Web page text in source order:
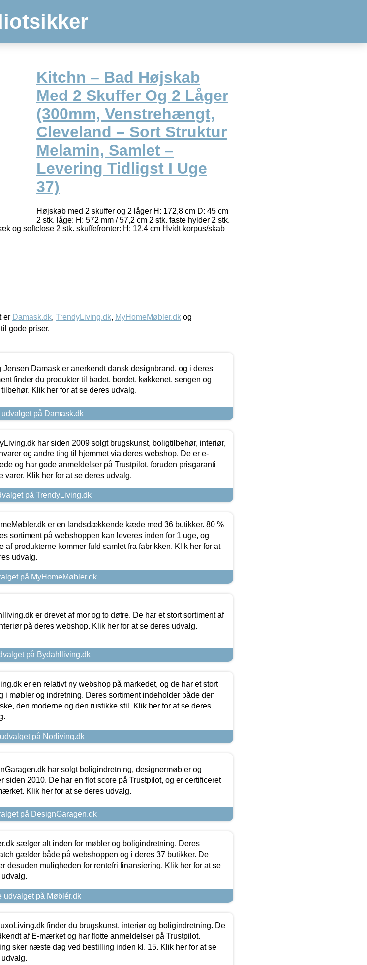
Kitchn – Bad Højskab
Med 2 Skuffer Og 2 Låger
(300mm, Venstrehængt,
Cleveland – Sort Struktur
Melamin, Samlet –
Levering Tidligst I Uge
37)
Højskab med 2 skuffer og 2 låger H: 172,8 cm D: 45 cm
2 stk. låge: H: 572 mm / 57,2 cm 2 stk. faste hylder 2 stk.
og softclose 2 stk. skuffefronter: H: 12,4 cm Hvidt korpus/skab
er Damask.dk, TrendyLiving.dk, MyHomeMøbler.dk og
gode priser.
Jensen Damask er anerkendt dansk designbrand, og i deres
finder du produkter til badet, bordet, køkkenet, sengen og
Klik her for at se deres udvalg.
udvalget på Damask.dk
har siden 2009 solgt brugskunst, boligtilbehør, interiør,
og andre ting til hjemmet via deres webshop. De er e-
og har gode anmeldelser på Trustpilot, foruden prisgaranti
varer. Klik her for at se deres udvalg.
på TrendyLiving.dk
er en landsdækkende kæde med 36 butikker. 80 %
sortiment på webshoppen kan leveres inden for 1 uge, og
af produkterne kommer fuld samlet fra fabrikken. Klik her for at
udvalg.
på MyHomeMøbler.dk
er drevet af mor og to døtre. De har et stort sortiment af
på deres webshop. Klik her for at se deres udvalg.
på Bydahlliving.dk
er en relativt ny webshop på markedet, og de har et stort
i møbler og indretning. Deres sortiment indeholder både den
den moderne og den rustikke stil. Klik her for at se deres
på Norliving.dk
har solgt boligindretning, designermøbler og
siden 2010. De har en flot score på Trustpilot, og er certificeret
Klik her for at se deres udvalg.
på DesignGaragen.dk
sælger alt inden for møbler og boligindretning. Deres
gælder både på webshoppen og i deres 37 butikker. De
desuden muligheden for rentefri finansiering. Klik her for at se
udvalget på Møblér.dk
finder du brugskunst, interiør og boligindretning. De
af E-mærket og har flotte anmeldelser på Trustpilot.
sker næste dag ved bestilling inden kl. 15. Klik her for at se